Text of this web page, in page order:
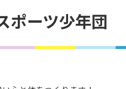
ポーツ少年団